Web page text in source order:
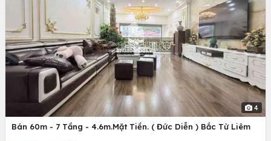
4
Bán 60m - 7 Tầng - 4.6m.Mặt Tiền. ( Đức Diễn ) Bắc Từ Liêm